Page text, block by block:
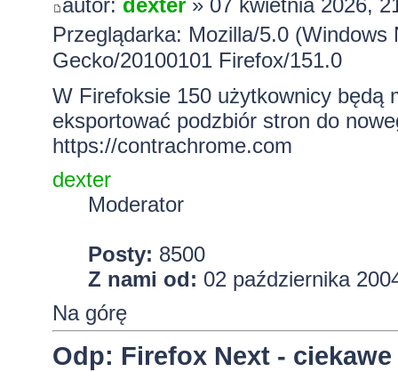
Przeglądarka: Mozilla/5.0
Gecko/20100101 Firefox/151.0
W Firefoksie 150 użytkownicy będą
eksportować podzbiór stron do
https://contrachrome.com
dexter
Moderator
Posty: 8500
Z nami od: 02 października
Na górę
Odp: Firefox Next -